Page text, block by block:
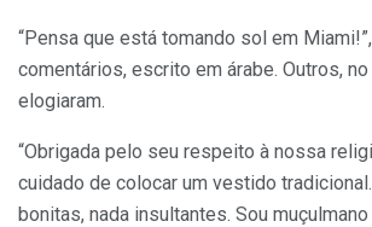
“Pensa que está tomando sol em
comentários, escrito em árabe. Outros,
elogiaram.
“Obrigada pelo seu respeito à nossa
cuidado de colocar um vestido
bonitas, nada insultantes. Sou